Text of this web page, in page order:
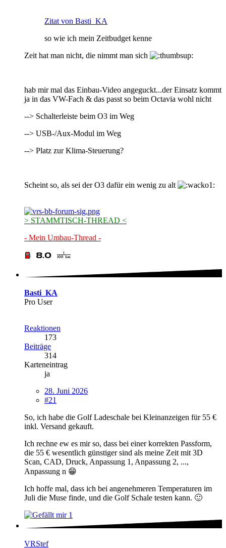
Zitat von Basti_KA
so wie ich mein Zeitbudget kenne
Zeit hat man nicht, die nimmt man sich
hab mir mal das Einbau-Video angeguckt...der Einsatz kommt
ja in das VW-Fach & das passt so beim Octavia wohl nicht
--> Schalterleiste beim O3 im Weg
--> USB-/Aux-Modul im Weg
--> Platz zur Klima-Steuerung?
Scheint so, als sei der O3 dafür ein wenig zu alt
> STAMMTISCH-THREAD <
- Mein Umbau-Thread -
Basti_KA
Pro User
Reaktionen
173
Beiträge
314
Karteneintrag
ja
28. Juni 2026
#21
So, ich habe die Golf Ladeschale bei Kleinanzeigen für 55 €
inkl. Versand gekauft.
Ich rechne ew es mir so, dass bei einer korrekten Passform,
die 55 € wesentlich günstiger sind als meine Zeit mit 3D
Scan, CAD, Druck, Anpassung 1, Anpassung 2, ...,
Anpassung n 😁
Ich hoffe mal, dass ich bei angenehmeren Temperaturen im
Juli die Muse finde, und die Golf Schale testen kann. 🙂
1
VRStef